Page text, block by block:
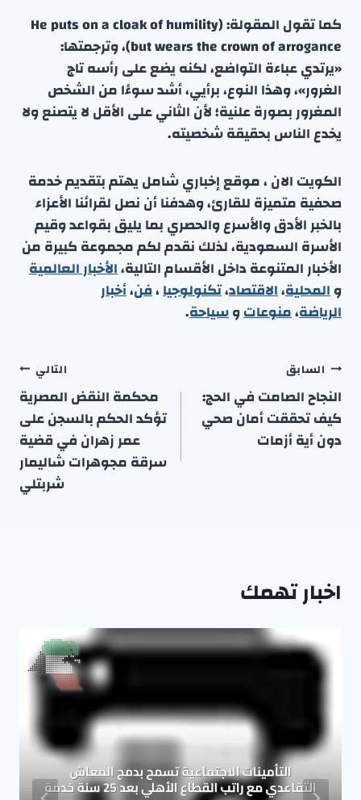
كما تقول المقولة: (He puts on a cloak of humility
but wears the crown of arrogance)، وترجمتها:
«يرتدي عباءة التواضع، لكنه يضع على رأسه تاج
الغرور»، وهذا النوع، برأيي، أشد سوءًا من الشخص
المغرور بصورة علنية؛ لأن الثاني على الأقل لا يتصنع ولا
يخدع الناس بحقيقة شخصيته.
الكويت الان ، موقع إخباري شامل يهتم بتقديم خدمة
صحفية متميزة للقارئ، وهدفنا أن نصل لقرائنا الأعزاء
بالخبر الأدق والأسرع والحصري بما يليق بقواعد وقيم
الأسرة السعودية، لذلك نقدم لكم مجموعة كبيرة من
الأخبار المتنوعة داخل الأقسام التالية،الأخبار العالمية
والمحلية،الاقتصاد،تكنولوجيا،فن،أخبار
الرياضة،منوعاتوسياحة.
تصفّح
المقالات
السابق
النجاح الصامت في الحج:
كيف تحققت أمان صحي
دون أية أزمات
التالي
محكمة النقض المصرية
تؤكد الحكم بالسجن على
عمر زهران في قضية
سرقة مجوهرات شاليمار
شربتلي
اخبار تهمك